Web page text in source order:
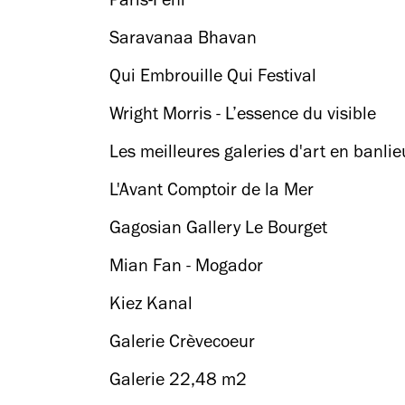
Saravanaa Bhavan
Qui Embrouille Qui Festival
Wright Morris - L’essence du visible
Les meilleures galeries d'art en
L'Avant Comptoir de la Mer
Gagosian Gallery Le Bourget
Mian Fan - Mogador
Kiez Kanal
Galerie Crèvecoeur
Galerie 22,48 m2